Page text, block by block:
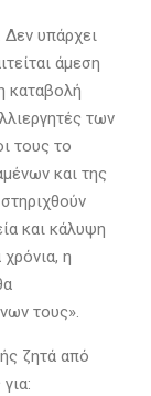
Δεν υπάρχει
άμεση
καταβολή
των
τους το
και της
και κάλυψη
η
τους».
ζητά από